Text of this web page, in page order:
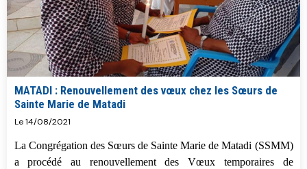
MATADI : Renouvellement des vœux chez les Sœurs de
Sainte Marie de Matadi
Le 14/08/2021
La Congrégation des Sœurs de Sainte Marie de Matadi (SSMM)
a procédé au renouvellement des Vœux temporaires de